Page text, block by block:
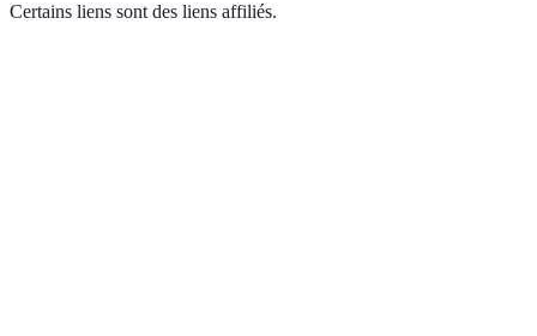
Certains liens sont des liens affiliés.